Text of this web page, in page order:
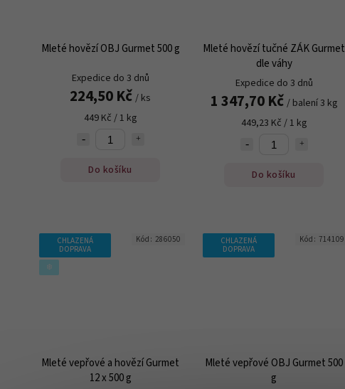
Mleté hovězí OBJ Gurmet 500 g
Expedice do 3 dnů
224,50 Kč / ks
449 Kč / 1 kg
Do košíku
Mleté hovězí tučné ZÁK Gurmet
dle váhy
Expedice do 3 dnů
1 347,70 Kč / balení 3 kg
449,23 Kč / 1 kg
Do košíku
CHLAZENÁ
DOPRAVA
❄️
Mleté vepřové a hovězí Gurmet
12 x 500 g
Kód: 286050
CHLAZENÁ
DOPRAVA
Mleté vepřové OBJ Gurmet 500
g
Kód: 714109